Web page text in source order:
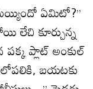
ఏమిటో?’’
లేచి కూర్చున్న
పక్క ప్లాట్‌ అంకుల్‌
బయటకు